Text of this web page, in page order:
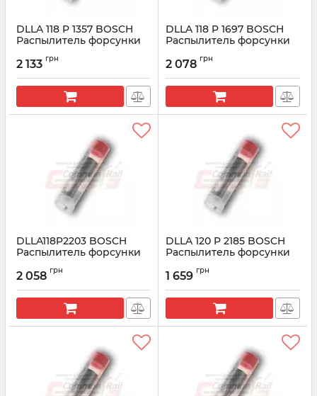
DLLA 118 P 1357 BOSCH
Распылитель форсунки
Артикул:
2 133 грн
DLLA 118 P 1697 BOSCH
Распылитель форсунки
Артикул: 0433172040
2 078 грн
DLLA118P2203 BOSCH
Распылитель форсунки
Артикул:
2 058 грн
DLLA 120 P 2185 BOSCH
Распылитель форсунки
Артикул:
1 659 грн